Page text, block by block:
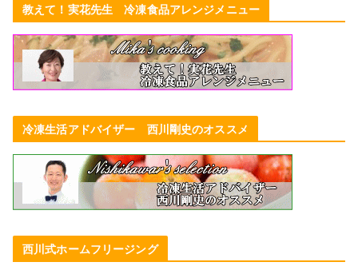
教えて！実花先生 冷凍食品アレンジメニュー
冷凍生活アドバイザー 西川剛史のオススメ
西川式ホームフリージング